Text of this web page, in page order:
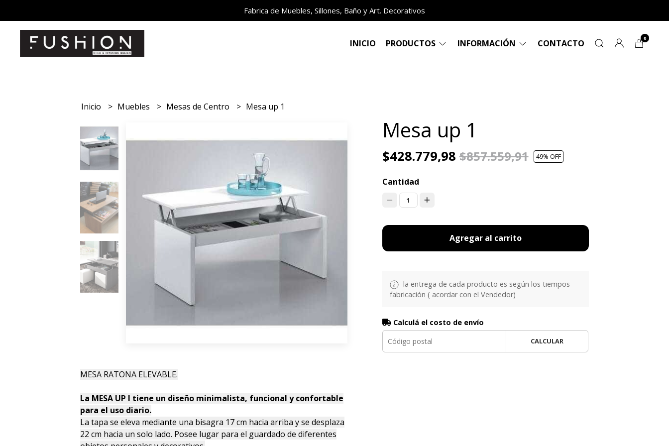
Fabrica de Muebles, Sillones, Baño y Art. Decorativos
INICIO PRODUCTOS INFORMACIÓN CONTACTO 0
Inicio Muebles Mesas de Centro Mesa up 1
MESA RATONA ELEVABLE.
La MESA UP I tiene un diseño minimalista, funcional y confortable
para el uso diario.
La tapa se eleva mediante una bisagra 17 cm hacia arriba y se desplaza
22 cm hacia un solo lado. Posee lugar para el guardado de diferentes
Mesa up 1
$428.779,98$857.559,91 49% OFF
Cantidad
1
Agregar al carrito
la entrega de cada producto es según los tiempos
fabricación ( acordar con el Vendedor)
Calculá el costo de envío
CALCULAR